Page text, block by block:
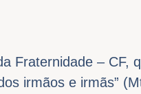
Fraternidade – CF,
irmãos e irmãs”